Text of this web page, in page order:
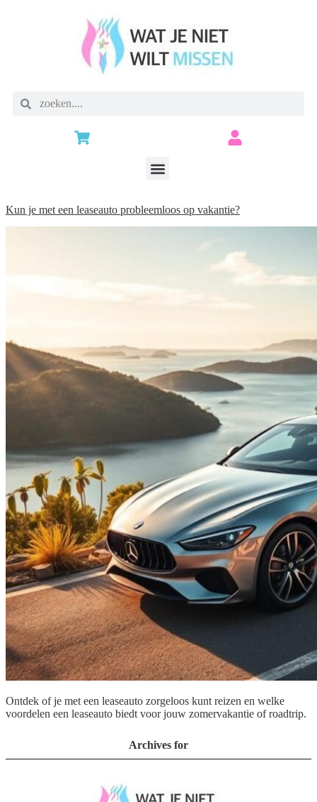
Kun je met een leaseauto probleemloos op vakantie?
Ontdek of je met een leaseauto zorgeloos kunt reizen en welke
voordelen een leaseauto biedt voor jouw zomervakantie of roadtrip.
Archives for